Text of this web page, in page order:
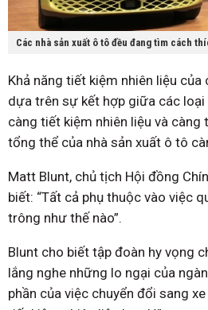
Các nhà sản xuất ô tô đều đang tìm cách
Khả năng tiết kiệm nhiên liệu của
dựa trên sự kết hợp giữa các loại
càng tiết kiệm nhiên liệu và
tổng thể của nhà sản xuất ô tô
Matt Blunt, chủ tịch Hội đồng
biết: “Tất cả phụ thuộc vào việc
trông như thế nào”.
Blunt cho biết tập đoàn hy vọng
lắng nghe những lo ngại của
phần của việc chuyển đổi sang